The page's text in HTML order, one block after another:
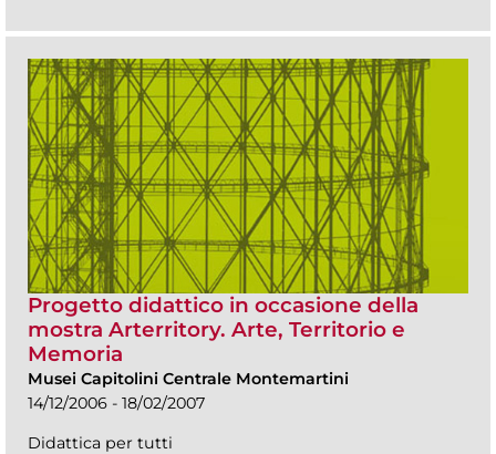
Progetto didattico in occasione della
mostra Arterritory. Arte, Territorio e
Memoria
Musei Capitolini Centrale Montemartini
14/12/2006 - 18/02/2007
Didattica per tutti